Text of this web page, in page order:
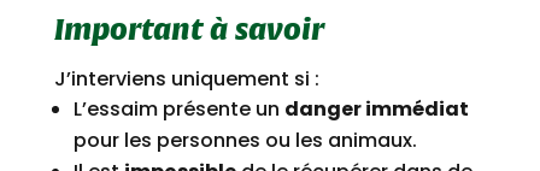
Important à savoir
J’interviens uniquement si :
L’essaim présente un danger immédiat
pour les personnes ou les animaux.